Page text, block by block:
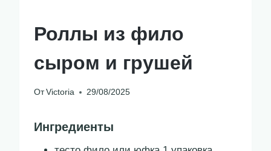
Роллы из фило
сыром и грушей
От Victoria 29/08/2025
Ингредиенты